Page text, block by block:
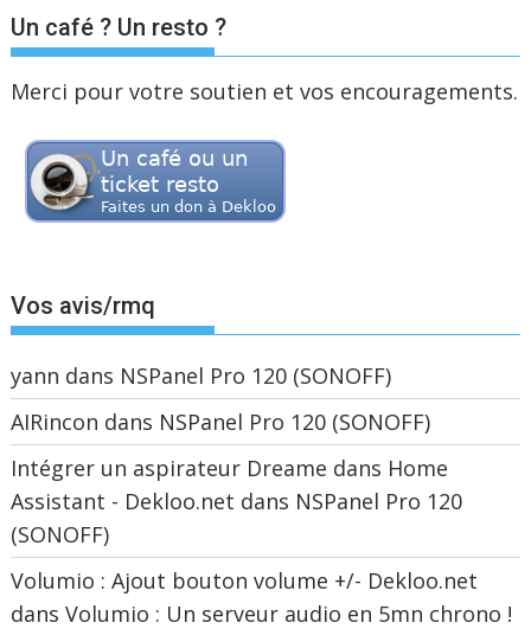
Un café ? Un resto ?
Merci pour votre soutien et vos encouragements.
Vos avis/rmq
yann dans NSPanel Pro 120 (SONOFF)
AIRincon dans NSPanel Pro 120 (SONOFF)
Intégrer un aspirateur Dreame dans Home
Assistant - Dekloo.net dans NSPanel Pro 120
(SONOFF)
Volumio : Ajout bouton volume +/- Dekloo.net
dansVolumio : Un serveur audio en 5mn chrono !